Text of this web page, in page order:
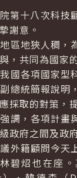
十八次科技
謝意。
地狹人稠，
，共同為國家
各項國家型
總統簡報說
採取的對策，
，各項計畫
政府之間及政
籍顧問今天
碧炤也在座